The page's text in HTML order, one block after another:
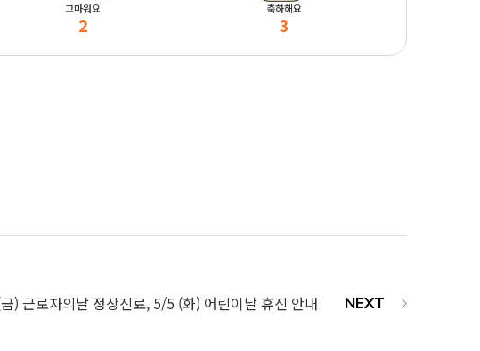
고마워요
2
축하해요
3
) 근로자의날 정상진료, 5/5 (화) 어린이날 휴진 안내